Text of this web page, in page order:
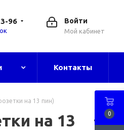
Войти
Мой кабинет
96
Контакты
на 13 пин)
на 13
0